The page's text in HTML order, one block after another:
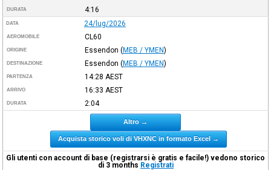
DURATA 4:16
DATA 24/lug/2026
AEROMOBILE CL60
ORIGINE Essendon (MEB / YMEN)
DESTINAZIONE Essendon (MEB / YMEN)
PARTENZA 14:28 AEST
ARRIVO 16:33 AEST
DURATA 2:04
Altro →
Acquista storico voli di VHXNC in formato Excel →
Gli utenti con account di base (registrarsi è gratis e facile!) vedono storico
di 3 months Registrati